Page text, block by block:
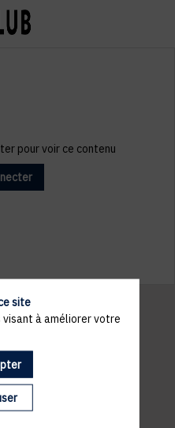
pour voir ce contenu
site
à améliorer votre